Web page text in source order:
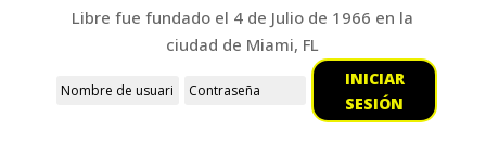
Libre fue fundado el 4 de Julio de 1966 en la
ciudad de Miami, FL
INICIAR
SESIÓN